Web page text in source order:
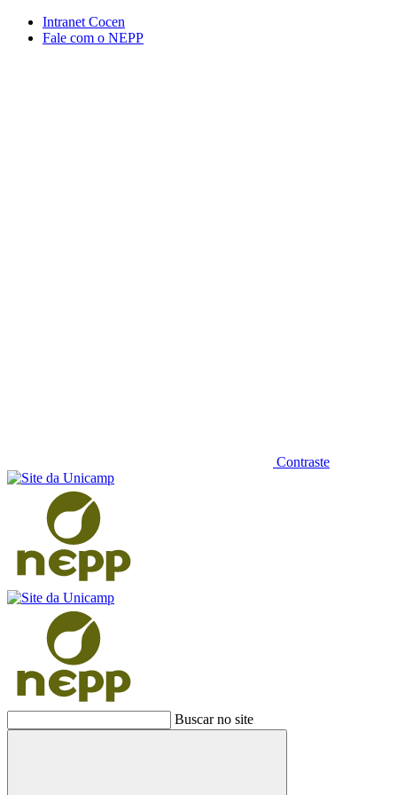
Conteúdo principal Menu principal
Intranet Cocen
Fale com o NEPP
Contraste
Buscar no site